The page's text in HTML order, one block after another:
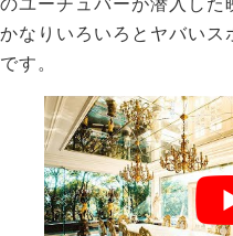
のユーチュバーが潜入した
かなりいろいろとヤバいス
です。